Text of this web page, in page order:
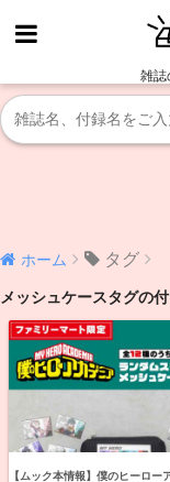
雑誌
ホーム タグ
メッシュケースタグの
【ムック本情報】僕のヒーロー